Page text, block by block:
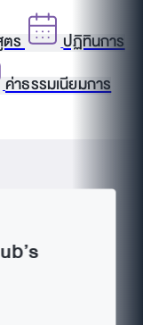
ตร
ปฏิทินการ
ค่าธรรมเนียมการ